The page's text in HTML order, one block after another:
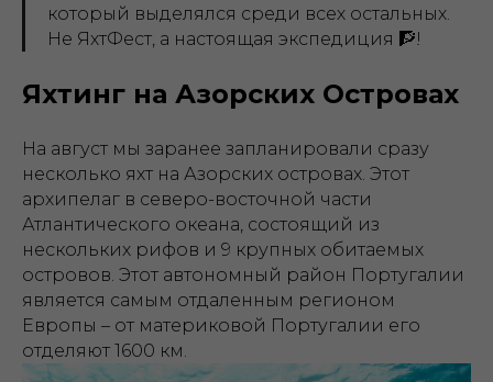
который выделялся среди всех остальных.
Не ЯхтФест, а настоящая экспедиция 🧗!
Яхтинг на Азорских Островах
На август мы заранее запланировали сразу
несколько яхт на Азорских островах. Этот
архипелаг в северо-восточной части
Атлантического океана, состоящий из
нескольких рифов и 9 крупных обитаемых
островов. Этот ав­то­ном­ный рай­он Пор­ту­га­лии
является самым отдаленным регионом
Европы – от материковой Португалии его
отделяют 1600 км.